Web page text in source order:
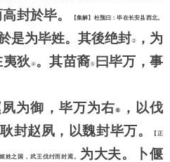
封於毕。 【集解】杜预曰：毕在长安县西北。
是为毕姓。其後绝封②，为
夷狄 ④。其苗裔⑤ 曰毕万，事
为御，毕万为右⑥
，以伐
封赵夙，以魏封毕万。
【正
姓之国，武王伐纣而封焉。
为大夫。卜偃